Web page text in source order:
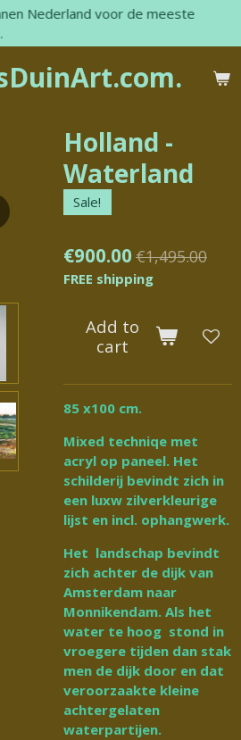
Nederland voor de meeste
Holland -
Waterland
Sale!
€900.00 €1,495.00
FREE shipping
Add to
cart
85 x100 cm.
Mixed techniqe met
acryl op paneel. Het
schilderij bevindt zich in
een luxw zilverkleurige
lijst en incl. ophangwerk.
Het landschap bevindt
zich achter de dijk van
Amsterdam naar
Monnikendam. Als het
water te hoog stond in
vroegere tijden dan stak
men de dijk door en dat
veroorzaakte kleine
achtergelaten
waterpartijen.